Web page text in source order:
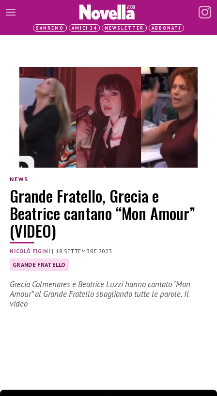
SANREMO AMICI 24 NEWSLETTER ABBONATI
NEWS
Grande Fratello, Grecia e
Beatrice cantano “Mon Amour”
(VIDEO)
NICOLÒ FIGINI | 18 SETTEMBRE 2023
GRANDE FRATELLO
Grecia Colmenares e Beatrice Luzzi hanno cantato “Mon
Amour” al Grande Fratello sbagliando tutte le parole. Il
video